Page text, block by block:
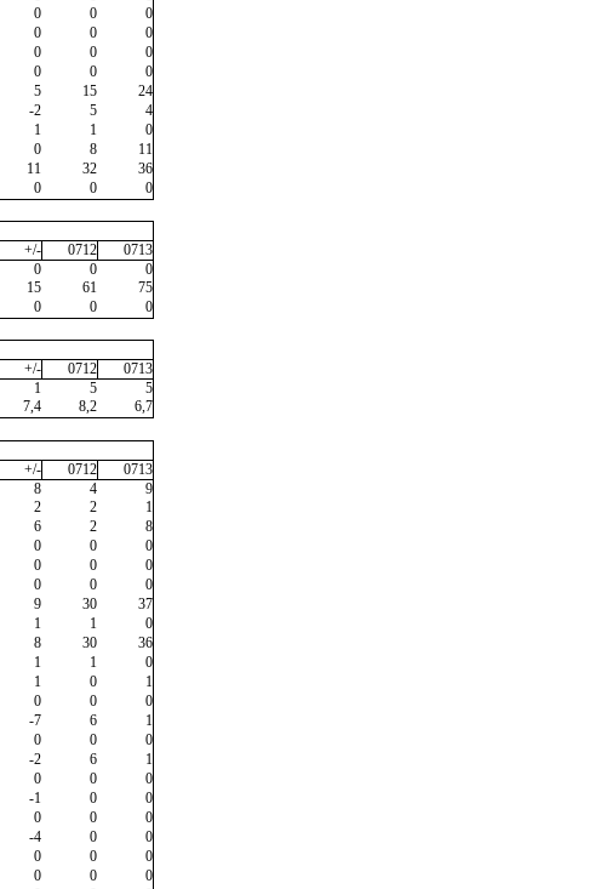
0 0
0
0 0
0
0 0
0
0 0
0
5 15
24
-2 5
4
1 1
0
0 8
11
11 32
36
0 0
0
+/-
0712
0713
0 0
0
15 61
75
0 0
0
+/-
0712
0713
1 5
5
7,4 8,2
6,7
+/-
0712
0713
8 4
9
2 2
1
6 2
8
0 0
0
0 0
0
0 0
0
9 30
37
1 1
0
8 30
36
1 1
0
1 0
1
0 0
0
-7 6
1
0 0
0
-2 6
1
0 0
0
-1 0
0
0 0
0
-4 0
0
0 0
0
0 0
0